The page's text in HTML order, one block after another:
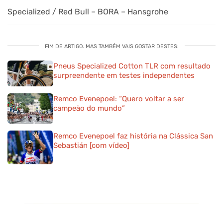
Specialized / Red Bull – BORA – Hansgrohe
FIM DE ARTIGO. MAS TAMBÉM VAIS GOSTAR DESTES:
Pneus Specialized Cotton TLR com resultado
surpreendente em testes independentes
Remco Evenepoel: “Quero voltar a ser
campeão do mundo”
Remco Evenepoel faz história na Clássica San
Sebastián [com vídeo]